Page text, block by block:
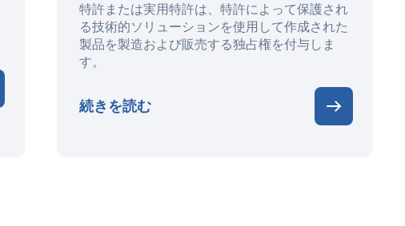
特許または実用特許は、特許によって保護され
る技術的ソリューションを使用して作成された
製品を製造および販売する独占権を付与しま
す。
続きを読む